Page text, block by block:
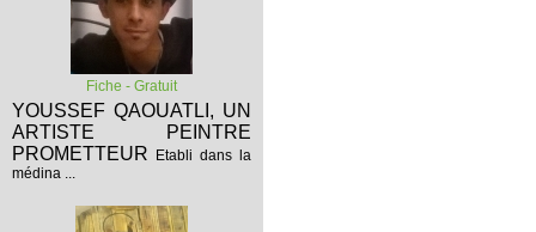
Fiche - Gratuit
YOUSSEF QAOUATLI, UN
ARTISTE PEINTRE
PROMETTEUR
Etabli dans la
médina ...